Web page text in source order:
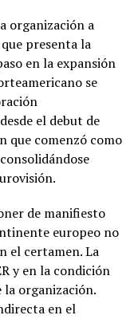
organización a
presenta la
en la expansión
se
el debut de
que comenzó como
de manifiesto
europeo no
el certamen. La
y en la condición
organización.
en el